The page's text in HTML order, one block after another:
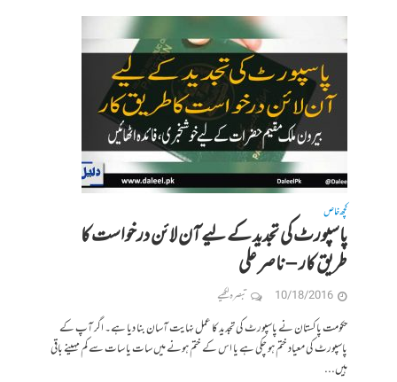
کچھ خاص
پاسپورٹ کی تجدید کے لیے آن لائن درخواست کا
طریق کار – ناصر علی
10/18/2016 تبصرہ لکھیے
حکومت پاکستان نے پاسپورٹ کی تجدید کا عمل نہایت آسان بنا دیا ہے۔ اگر آپ کے
پاسپورٹ کی معیاد ختم ہو چکی ہے یا اس کے ختم ہونے میں سات یا سات سے کم مہینے باقی
ہیں...